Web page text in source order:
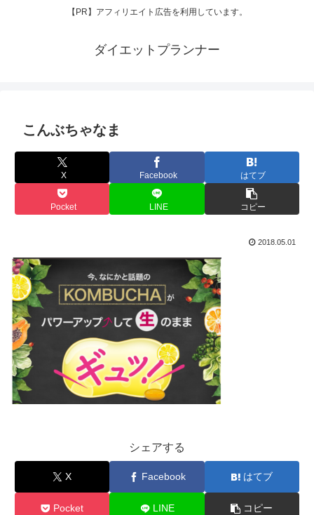
【PR】アフィリエイト広告を利用しています。
ダイエットプランナー
こんぶちゃなま
X Facebook はてブ
Pocket LINE コピー
2018.05.01
シェアする
X Facebook はてブ
Pocket LINE コピー